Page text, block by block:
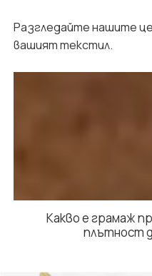
Разгледайте нашите
вашият текстил.
Какво е грамаж
плътност